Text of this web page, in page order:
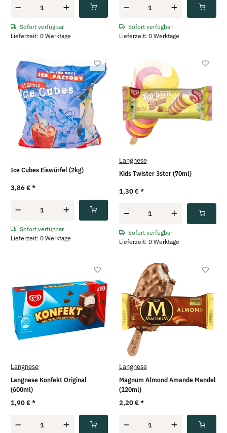
Sofort verfügbar
Lieferzeit: 0 Werktage
Sofort verfügbar
Lieferzeit: 0 Werktage
Ice Cubes Eiswürfel (2kg)
3,86 €*
Sofort verfügbar
Lieferzeit: 0 Werktage
Langnese
Kids Twister 3ster (70ml)
1,30 €*
Sofort verfügbar
Lieferzeit: 0 Werktage
Langnese
Langnese Konfekt Original
(600ml)
1,90 €*
Langnese
Magnum Almond Amande Mandel
(120ml)
2,20 €*